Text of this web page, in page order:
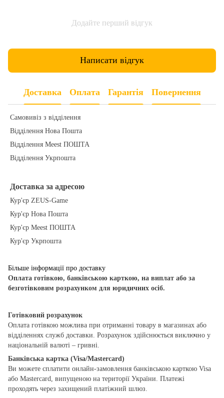
Додайте перший відгук
Написати відгук
Доставка Оплата Гарантія Повернення
Самовивіз з відділення
Відділення Нова Пошта
Відділення Meest ПОШТА
Відділення Укрпошта
Доставка за адресою
Кур'єр ZEUS-Game
Кур'єр Нова Пошта
Кур'єр Meest ПОШТА
Кур'єр Укрпошта
Більше інформації про доставку
Оплата готівкою, банківською карткою, на виплат або за
безготівковим розрахунком для юридичних осіб.
Готівковий розрахунок
Оплата готівкою можлива при отриманні товару в магазинах або
відділеннях служб доставки. Розрахунок здійснюється виключно у
національній валюті – гривні.
Банківська картка (Visa/Mastercard)
Ви можете сплатити онлайн-замовлення банківською карткою Visa
або Mastercard, випущеною на території України. Платежі
проходять через захищений платіжний шлюз.